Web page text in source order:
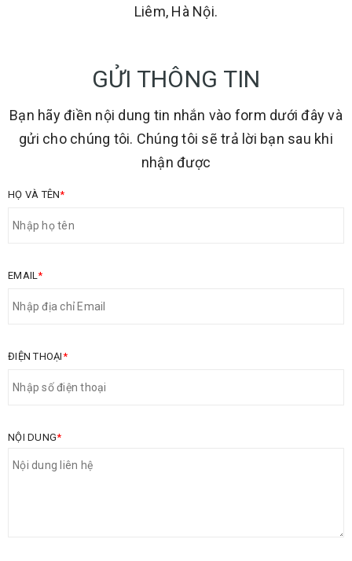
Liêm, Hà Nội.
GỬI THÔNG TIN
Bạn hãy điền nội dung tin nhắn vào form dưới đây và
gửi cho chúng tôi. Chúng tôi sẽ trả lời bạn sau khi
nhận được
HỌ VÀ TÊN*
EMAIL*
ĐIỆN THOẠI*
NỘI DUNG*